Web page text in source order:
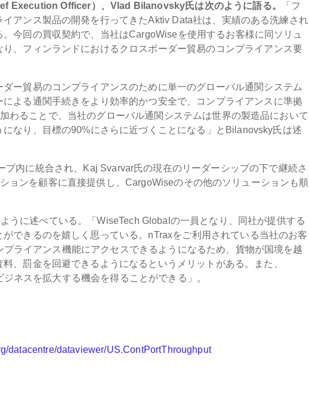
Execution Officer）、Vlad Bilanovsky氏は次のように語る。
「フ
アンス製品の開発を行ってきたAktiv Data社は、実績のある洗練され
今回の買収契約で、当社はCargoWiseを使用するお客様に同ソリュ
、フィンランドにおけるクロスボーダー貿易のコンプライアンス要
ダー貿易のコンプライアンスのために単一のグローバル通関システム
よる通関手続きをより効率的かつ安全で、コンプライアンスに準拠
わることで、当社のグローバル通関システムは世界の製造品において
なり、目標の90%にさらに近づくことになる」とBilanovsky氏は述
内に統合され、Kaj Svarvar氏の現在のリーダーシップの下で継続さ
ョンを顧客に直接提供し、CargoWiseのその他のソリューションも順
うに述べている。「WiseTech Globalの一員となり、同社が提供する
できるのを嬉しく思っている。nTraxをご利用されている当社のお客
ライアンス機能にアクセスできるようになるため、貨物が国境を越
、罰金を回避できるようになるというメリットがある。また、
ネスを拡大する機会を得ることができる」。
datacentre/dataviewer/US.ContPortThroughput